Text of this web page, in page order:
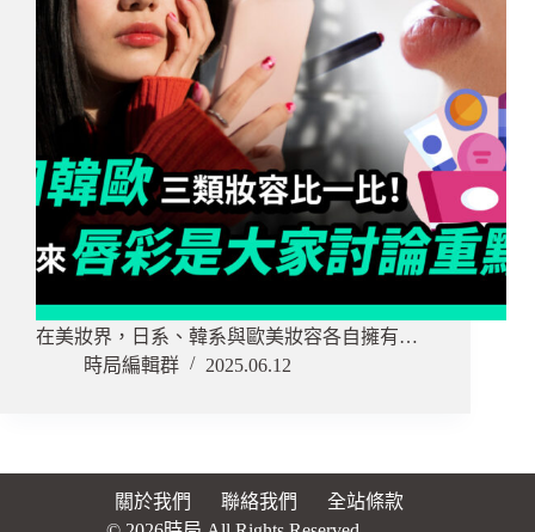
在美妝界，日系、韓系與歐美妝容各自擁有…
時局編輯群
2025.06.12
關於我們 聯絡我們
全站條款